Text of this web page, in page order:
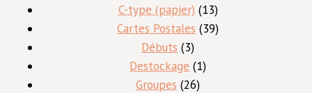
produits
C-type (papier) 1313
produits
Cartes Postales 3939
Débuts 33
produits
Destockage 11
Groupes 2626